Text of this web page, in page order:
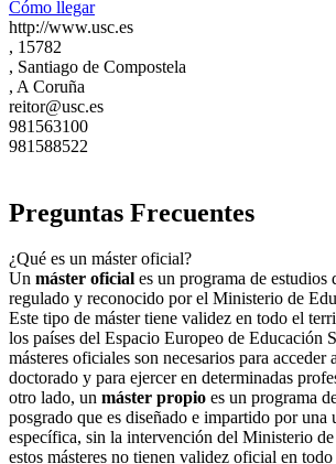
Cómo llegar
http://www.usc.es
, 15782
, Santiago de Compostela
, A Coruña
reitor@usc.es
981563100
981588522
Preguntas Frecuentes
¿Qué es un máster oficial?
Un máster oficial es un programa de estudios
regulado y reconocido por el Ministerio de
Este tipo de máster tiene validez en todo el
los países del Espacio Europeo de Educación
másteres oficiales son necesarios para acceder
doctorado y para ejercer en determinadas
otro lado, un máster propio es un programa
posgrado que es diseñado e impartido por una
específica, sin la intervención del Ministerio
estos másteres no tienen validez oficial en